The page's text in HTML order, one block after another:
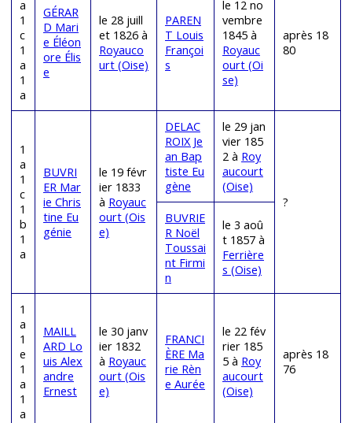
a
1
c
1
a
1
a
GÉRAR
D Mari
e Éléon
ore Élis
e
le 28 juill
et 1826 à
Royauco
urt (Oise)
PAREN
T Louis
Françoi
s
le 12 no
vembre
1845 à
Royauc
ourt (Oi
se)
après 18
80
1
a
1
c
1
b
1
a
BUVRI
ER Mar
ie Chris
tine Eu
génie
le 19 févr
ier 1833
à Royauc
ourt (Ois
e)
DELAC
ROIX Je
an Bap
tiste Eu
gène
le 29 jan
vier 185
2 à Roy
aucourt
(Oise)
?
BUVRIE
R Noël
Toussai
nt Firmi
n
le 3 aoû
t 1857 à
Ferrière
s (Oise)
1
a
1
e
1
a
1
a
MAILL
ARD Lo
uis Alex
andre
Ernest
le 30 janv
ier 1832
à Royauc
ourt (Ois
e)
FRANCI
ÈRE Ma
rie Rèn
e Aurée
le 22 fév
rier 185
5 à Roy
aucourt
(Oise)
après 18
76